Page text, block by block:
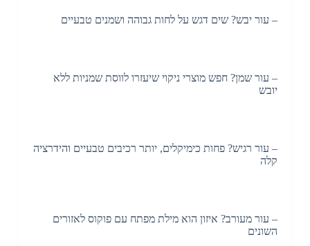
– עור יבש? שים דגש על לחות גבוהה ושמנים טבעיים
– עור שמן? חפש מוצרי ניקוי שיעזרו לווסת שמניות ללא
יובש
– עור רגיש? פחות כימיקלים, יותר רכיבים טבעיים והידרציה
קלה
– עור מעורב? איזון הוא מילת מפתח עם פוקוס לאזורים
השונים